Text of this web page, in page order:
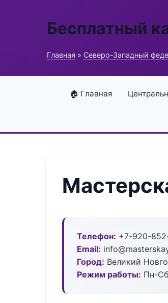
Бесплатный
Главная » Северо-Западный
🏠 Главная
Телефон: +7-920-
Email:
Город: Великий
Режим работы: Пн-